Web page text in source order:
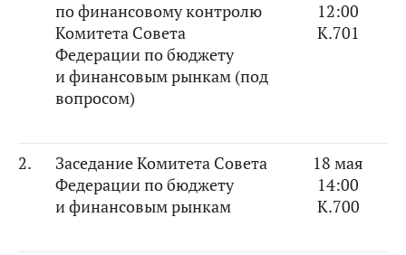
по финансовому контролю
Комитета Совета
Федерации по бюджету
и финансовым рынкам (под
вопросом)
12:00
К.701
2.
Заседание Комитета Совета
Федерации по бюджету
и финансовым рынкам
18 мая
14:00
К.700